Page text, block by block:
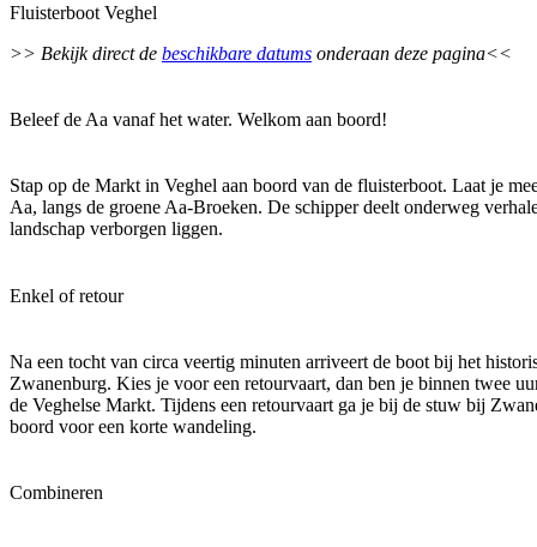
Fluisterboot Veghel
>> Bekijk direct de beschikbare datums onderaan deze pagina<<
Beleef de Aa vanaf het water. Welkom aan boord!
Stap op de Markt in Veghel aan boord van de fluisterboot. Laat je
Aa, langs de groene Aa-Broeken. De schipper deelt onderweg
landschap verborgen liggen.
Enkel of retour
Na een tocht van circa veertig minuten arriveert de boot bij het
Zwanenburg. Kies je voor een retourvaart, dan ben je binnen twee
de Veghelse Markt. Tijdens een retourvaart ga je bij de stuw bij
boord voor een korte wandeling.
Combineren